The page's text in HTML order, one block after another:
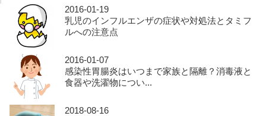
2016-01-19
乳児のインフルエンザの症状や対処法とタミフ
ルへの注意点
2016-01-07
感染性胃腸炎はいつまで家族と隔離？消毒液と
食器や洗濯物につい...
2018-08-16